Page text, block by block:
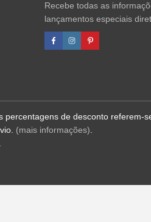
Recebe todas as
lançamentos especiais
de desconto referem-
(mais informações)